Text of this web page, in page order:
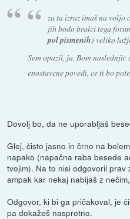
za ta izraz imaš na voljo
jih bodo bralci tega
pol pismenih) veliko
Sem opazil, ja. Bom
enostavcne povedi, ce ti bo
Dovolj bo, da ne uporabljaš
Glej, čisto jasno in črno na
napako (napačna raba besede
tvojim). Na to nisi odgovoril
ampak kar nekaj nabijaš z
Odgovor, ki bi ga pričakoval, je
pa dokažeš nasprotno.